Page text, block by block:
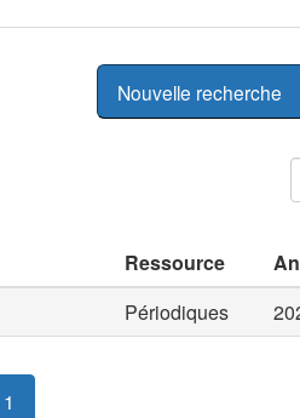
Nouvelle recherche
Ressource
Périodiques
1